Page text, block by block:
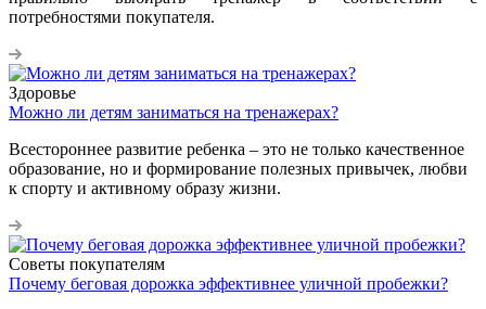
потребностями покупателя.
Здоровье
Можно ли детям заниматься на тренажерах?
Всестороннее развитие ребенка – это не только качественное
образование, но и формирование полезных привычек, любви
к спорту и активному образу жизни.
Советы покупателям
Почему беговая дорожка эффективнее уличной пробежки?